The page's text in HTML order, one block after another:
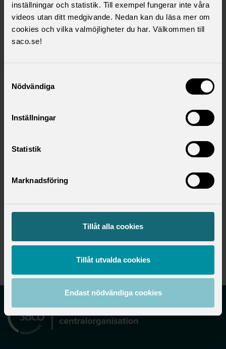
inställningar och statistik. Till exempel fungerar inte våra
videos utan ditt medgivande. Nedan kan du läsa mer om
cookies och vilka valmöjligheter du har. Välkommen till
saco.se!
Nödvändiga
Inställningar
Statistik
Marknadsföring
Tillåt alla cookies
Tillåt utvalda cookies
Endast nödvändiga cookies
Utbildningsområde
Utbildning